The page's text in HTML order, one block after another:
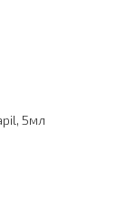
5мл